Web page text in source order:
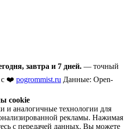
завтра и 7 дней. — точный
с ❤️ pogrommist.ru Данные: Open-
cookie
и аналогичные технологии для
рекламы. Нажимая
с передачей данных. Вы можете